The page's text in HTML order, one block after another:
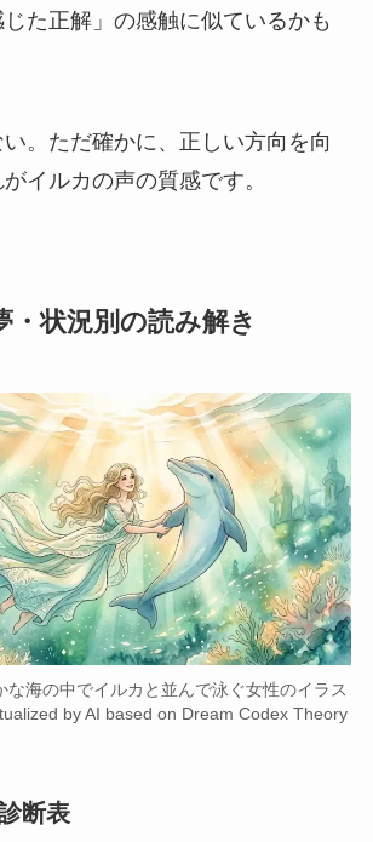
た正解」の感触に似ているかも
。ただ確かに、正しい方向を向
イルカの声の質感です。
・状況別の読み解き
な海の中でイルカと並んで泳ぐ女性のイラス
by AI based on Dream Codex Theory
断表